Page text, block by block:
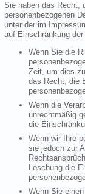
Sie haben das Recht,
personenbezogenen
unter der im
auf Einschränkung
Wenn Sie die
Zeit, um dies
das Recht, die
Wenn die
unrechtmäßig
die
Wenn wir Ihre
sie jedoch zur
Löschung die
Wenn Sie